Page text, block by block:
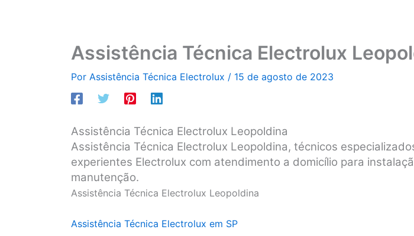
Assistência Técnica Electrolux
Por Assistência Técnica Electrolux / 15 de agosto de 2023
Assistência Técnica Electrolux Leopoldina
Assistência Técnica Electrolux Leopoldina, técnicos
experientes Electrolux com atendimento a domicílio para
manutenção.
Assistência Técnica Electrolux Leopoldina
Assistência Técnica Electrolux em SP